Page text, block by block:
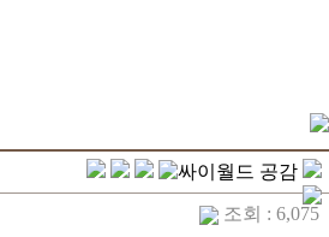
조회 : 6,075